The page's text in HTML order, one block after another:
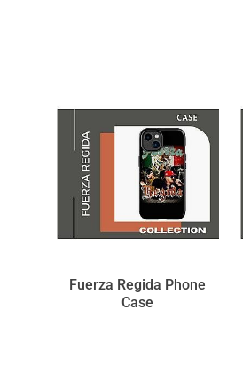
Fuerza Regida Phone
Case